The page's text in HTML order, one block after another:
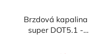
Brzdová kapalina
super DOT5.1 -